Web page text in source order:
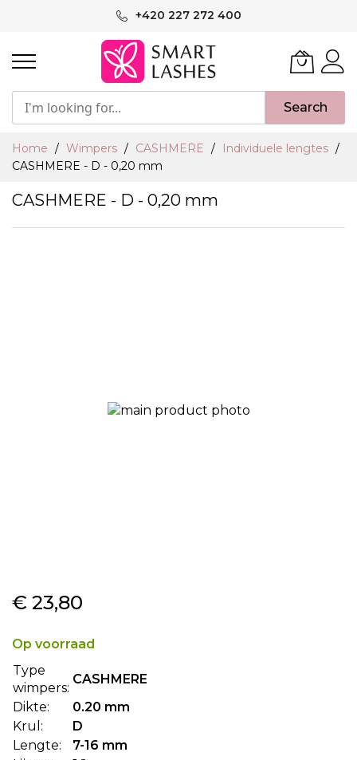
inhoud
+420 227 272 400
Search
Home Wimpers CASHMERE
Individuele lengtes
CASHMERE - D - 0,20 mm
CASHMERE - D - 0,20 mm
naar
begin
van
de
afbeeldingen-
gallerij
€ 23,80
Op voorraad
Type
wimpers:
CASHMERE
Dikte:
0.20 mm
Krul:
D
Lengte:
7-16 mm